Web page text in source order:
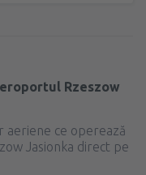
Rzeszow
aeriene ce operează
Jasionka direct pe